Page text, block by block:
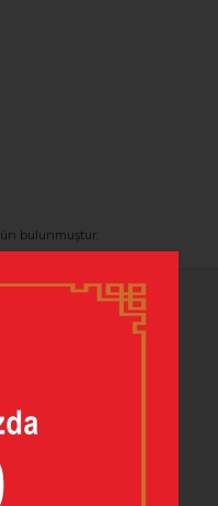
bulunmuştur.